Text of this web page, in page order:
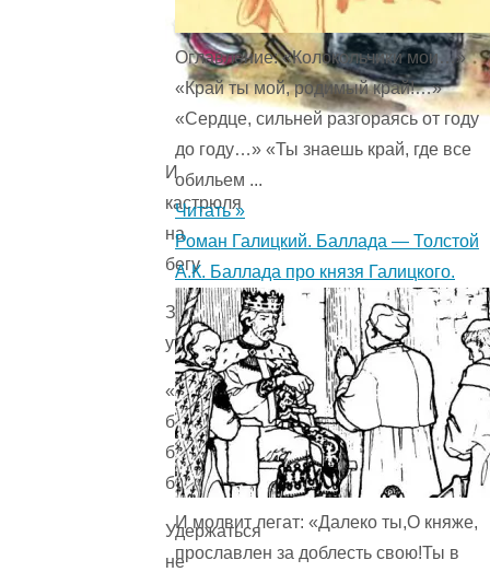
И
кастрюля
на
бегу
Закричала
утюгу:
«Я
бегу,
бегу,
бегу,
Удержаться
не
Оглавление: «Колокольчики мои…»
«Край ты мой, родимый край!…»
«Сердце, сильней разгораясь от году
до году…» «Ты знаешь край, где все
обильем ...
Читать »
Роман Галицкий. Баллада — Толстой
А.К. Баллада про князя Галицкого.
И молвит легат: «Далеко ты,О княже,
прославлен за доблесть свою!Ты в